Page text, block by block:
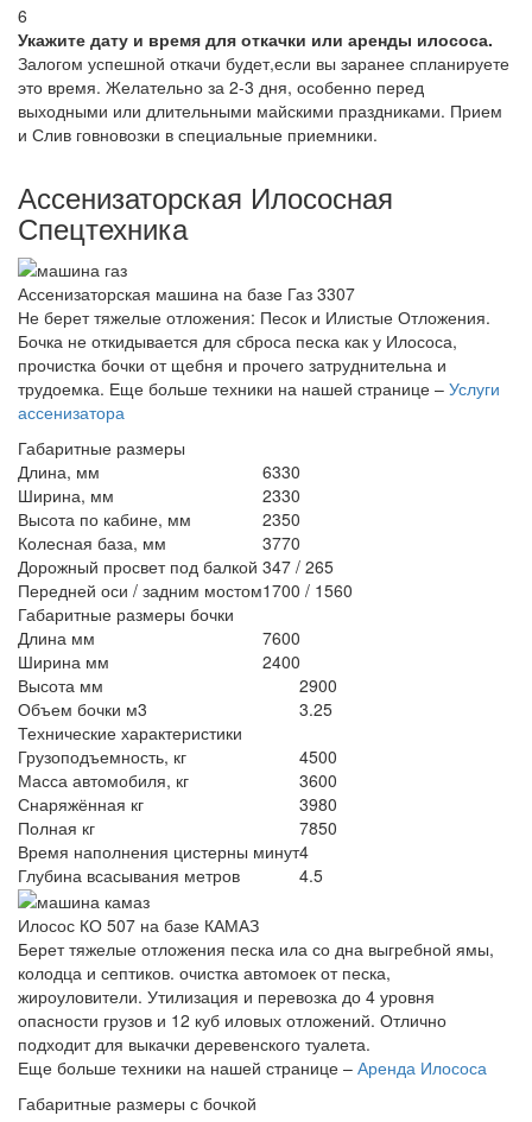
6
Укажите дату и время для откачки или аренды илососа.
Залогом успешной откачи будет,если вы заранее спланируете
это время. Желательно за 2-3 дня, особенно перед
выходными или длительными майскими праздниками. Прием
и Слив говновозки в специальные приемники.
Ассенизаторская Илососная
Спецтехника
Ассенизаторская машина на базе Газ 3307
Не берет тяжелые отложения: Песок и Илистые Отложения.
Бочка не откидывается для сброса песка как у Илососа,
прочистка бочки от щебня и прочего затруднительна и
трудоемка. Еще больше техники на нашей странице – Услуги
ассенизатора
Габаритные размеры
Длина, мм
6330
Ширина, мм
2330
Высота по кабине, мм
2350
Колесная база, мм
3770
Дорожный просвет под балкой 347 / 265
Передней оси / задним мостом1700 / 1560
Габаритные размеры бочки
Длина мм
7600
Ширина мм
2400
Высота мм
2900
Объем бочки м3
3.25
Технические характеристики
Грузоподъемность, кг
4500
Масса автомобиля, кг
3600
Снаряжённая кг
3980
Полная кг
7850
Время наполнения цистерны минут4
Глубина всасывания метров
4.5
Илосос КО 507 на базе КАМАЗ
Берет тяжелые отложения песка ила со дна выгребной ямы,
колодца и септиков. очистка автомоек от песка,
жироуловители. Утилизация и перевозка до 4 уровня
опасности грузов и 12 куб иловых отложений. Отлично
подходит для выкачки деревенского туалета.
Еще больше техники на нашей странице – Аренда Илососа
Габаритные размеры с бочкой